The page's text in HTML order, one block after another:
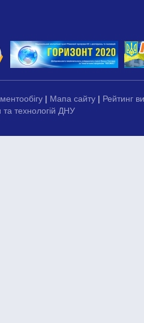
| Мапа сайту | Рейтинг
та технологій ДНУ